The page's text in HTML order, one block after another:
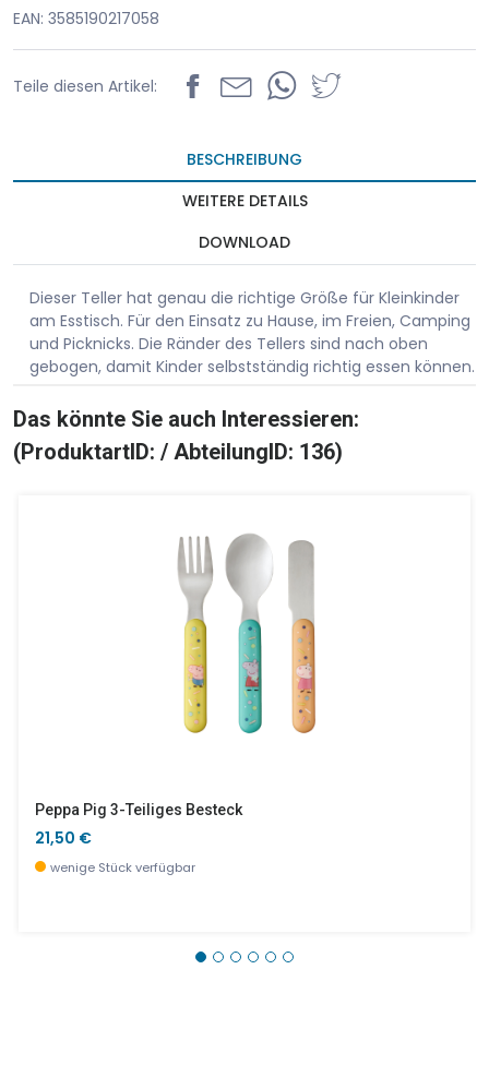
EAN: 3585190217058
Teile diesen Artikel:
BESCHREIBUNG
WEITERE DETAILS
DOWNLOAD
Dieser Teller hat genau die richtige Größe für Kleinkinder
am Esstisch. Für den Einsatz zu Hause, im Freien, Camping
und Picknicks. Die Ränder des Tellers sind nach oben
gebogen, damit Kinder selbstständig richtig essen können.
Das könnte Sie auch Interessieren:
(ProduktartID: / AbteilungID: 136)
Peppa Pig 3-Teiliges Besteck
21,50 €
wenige Stück verfügbar